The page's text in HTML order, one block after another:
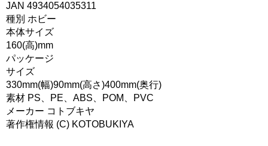
JAN 4934054035311
種別 ホビー
本体サイズ
160(高)mm
パッケージ
サイズ
330mm(幅)90mm(高さ)400mm(奥行)
素材 PS、PE、ABS、POM、PVC
メーカー コトブキヤ
著作権情報 (C) KOTOBUKIYA